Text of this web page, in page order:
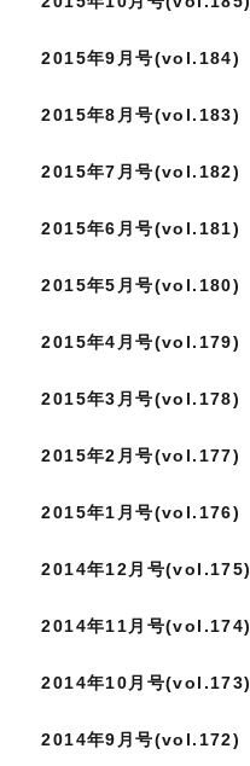
2015年9月号(vol.184)
2015年8月号(vol.183)
2015年7月号(vol.182)
2015年6月号(vol.181)
2015年5月号(vol.180)
2015年4月号(vol.179)
2015年3月号(vol.178)
2015年2月号(vol.177)
2015年1月号(vol.176)
2014年12月号(vol.175)
2014年11月号(vol.174)
2014年10月号(vol.173)
2014年9月号(vol.172)